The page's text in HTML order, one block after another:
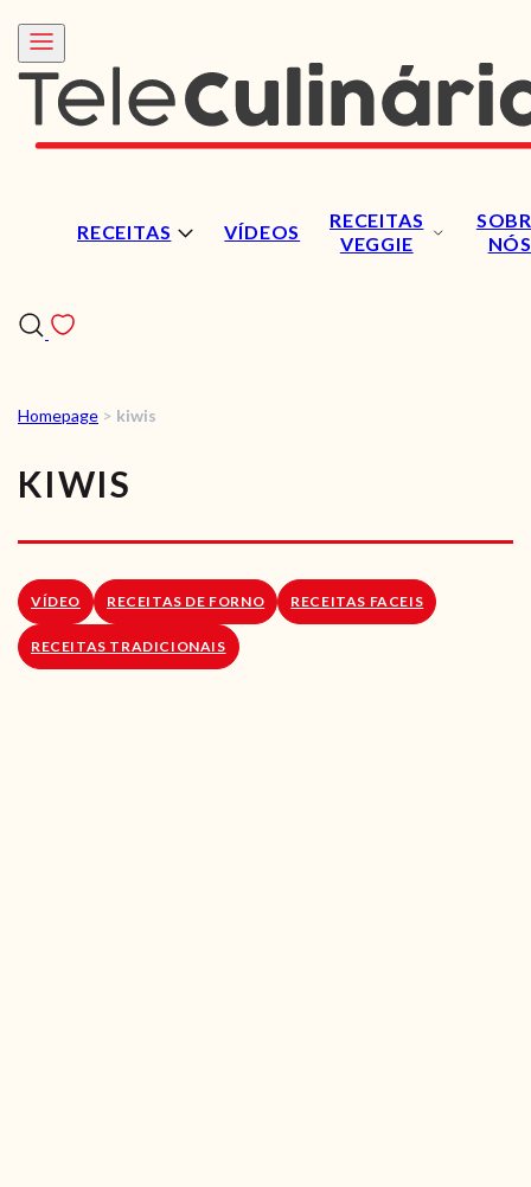
RECEITAS VÍDEOS
RECEITAS
VEGGIE
NÓS
RECEITAS VEGGIE
SOBRE NÓS
LOJA ONLINE
Homepage > kiwis
KIWIS
VÍDEO RECEITAS DE FORNO RECEITAS FACEIS
RECEITAS TRADICIONAIS